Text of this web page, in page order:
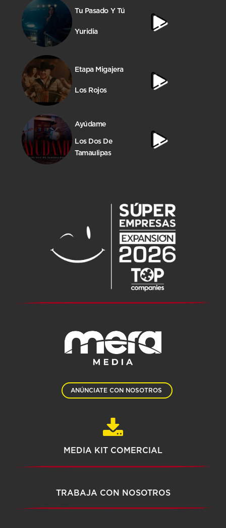
Tu Pasado Y Tú
Yuridia
Etapa Migajera
Los Rojos
Ayúdame
Los Dos De
Tamaulipas
ANÚNCIATE CON NOSOTROS
MEDIA KIT COMERCIAL
TRABAJA CON NOSOTROS